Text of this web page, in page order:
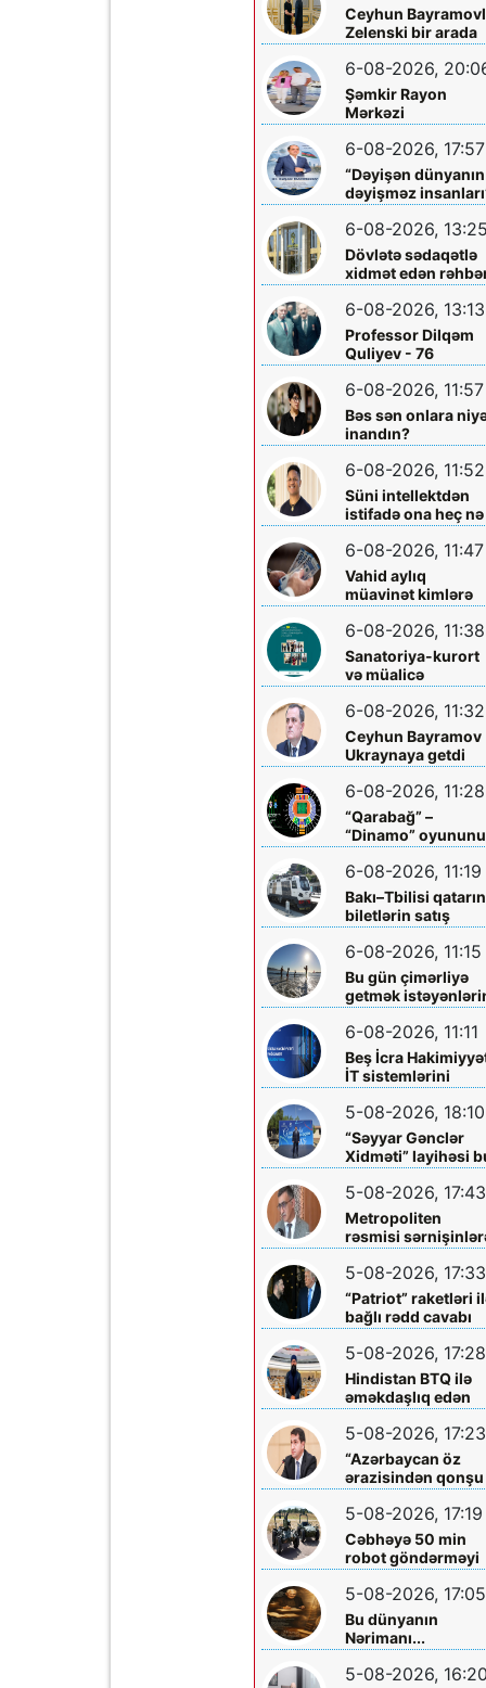
Ceyhun
Zelenski bir arada
6-08-2026,
Şəmkir Rayon
Mərkəzi
Xəstəxanasının
həkimi Ceyhun
Rəsulov və arvadı
Arzu Əskərovanın
icra etdiyi mioma
əməliyyatından
sonra qadının
ölümü ilə bağlı
Şəmkir rayon
araşdırma aparılır
6-08-2026, 17:57
“Dəyişən dünyanın
dəyişməz
layihəsində...
6-08-2026, 13:25
Dövlətə sədaqətlə
xidmət edən
Şəmkir Elektrik
Şəbəkəsinin rəisi
Mehman Xəlilovun
fəaliyyəti
6-08-2026, 13:13
Professor Dilqəm
Quliyev - 76
6-08-2026, 11:57
Bəs sən onlara
inandın?
6-08-2026, 11:52
Süni intellektdən
istifadə ona heç nə
qazandırmadı...
6-08-2026, 11:47
Vahid aylıq
müavinət kimlərə
verilir? - Dövlət
Komitəsindən
açıqlama vahid-
ayliq-muavinet-
kimlere-verilir
6-08-2026, 11:38
Sanatoriya-kurort
və müalicə
mərkəzlərinə yola
salındılar
6-08-2026, 11:32
Ceyhun Bayramov
Ukraynaya getdi
6-08-2026, 11:28
“Qarabağ” –
“Dinamo”
biletləri satışa
çıxarılır
6-08-2026, 11:19
Bakı–Tbilisi
biletlərin satış
müddəti artırılır
6-08-2026, 11:15
Bu gün çimərliyə
getmək
diqqətinə!
6-08-2026, 11:11
Beş İcra
İT sistemlərini
“Hökumət
buludu”na köçürdü
5-08-2026, 18:10
“Səyyar Gənclər
Xidməti” layihəsi
dəfə
5-08-2026, 17:43
Metropoliten
rəsmisi
çıxış yolu göstərdi
5-08-2026, 17:33
“Patriot” raketləri
bağlı rədd cavabı
aldı
5-08-2026, 17:28
Hindistan BTQ ilə
əməkdaşlıq edən
hüquq
təhdid edib
5-08-2026, 17:23
“Azərbaycan öz
ərazisindən qonşu
ölkəyə qarşı
olunmasına icazə
verməz”
5-08-2026, 17:19
Cəbhəyə 50 min
robot göndərməyi
planlaşdırırlar
5-08-2026, 17:05
Bu dünyanın
Nərimanı...
5-08-2026, 16:20